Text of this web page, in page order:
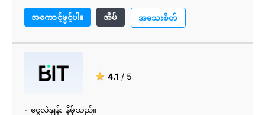
- ဘဏ်တစ်ခုက ပံ့ပိုးပေးတယ်။
- အရည်အသွေး altcoin ပံ့ပိုးမှု။
အကောင့်ဖွင့်ပါ။ အိမ် အသေးစိတ်
★ 4.1 / 5
- ငွေလဲနှုန်း နိမ့်သည်။